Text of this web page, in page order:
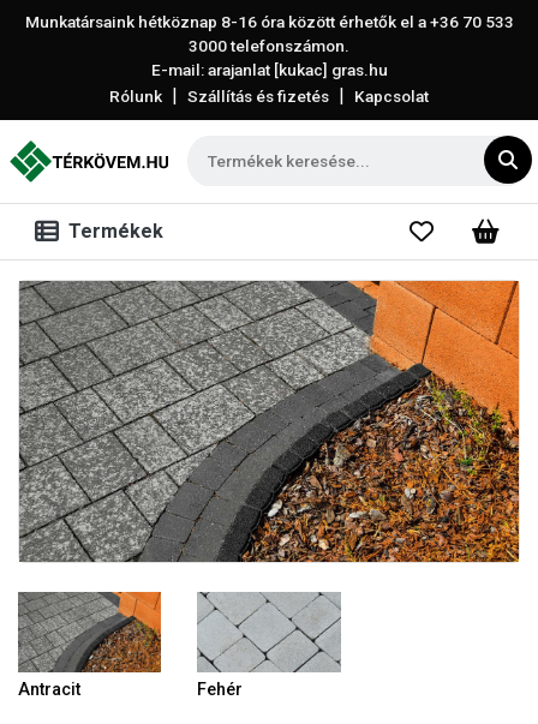
Munkatársaink hétköznap 8-16 óra között érhetők el a+36 70 533
3000telefonszámon.
E-mail: arajanlat [kukac] gras.hu
Rólunk | Szállítás és fizetés | Kapcsolat
Termékek
Antracit Fehér